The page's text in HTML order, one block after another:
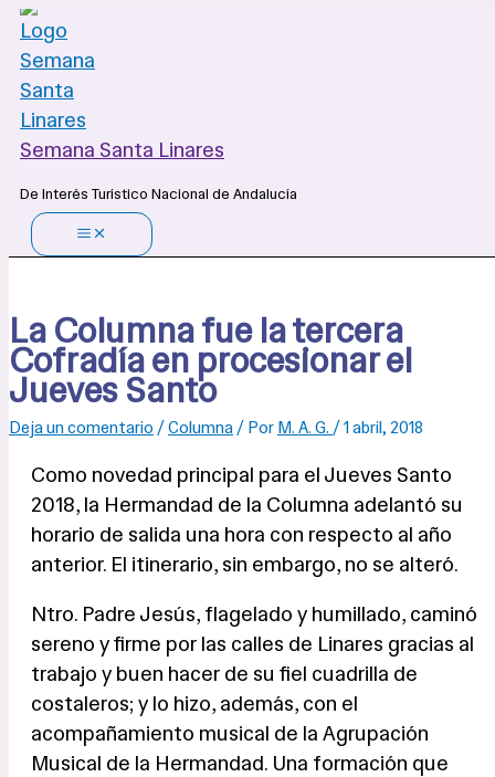
al
contenido
Semana Santa Linares
De Interés Turístico Nacional de Andalucía
La Columna fue la tercera
Cofradía en procesionar el
Jueves Santo
Deja un comentario /Columna / Por M. A. G. /1 abril, 2018
Como novedad principal para el Jueves Santo
2018, la Hermandad de la Columna adelantó su
horario de salida una hora con respecto al año
anterior. El itinerario, sin embargo, no se alteró.
Ntro. Padre Jesús, flagelado y humillado, caminó
sereno y firme por las calles de Linares gracias al
trabajo y buen hacer de su fiel cuadrilla de
costaleros; y lo hizo, además, con el
acompañamiento musical de la Agrupación
Musical de la Hermandad. Una formación que